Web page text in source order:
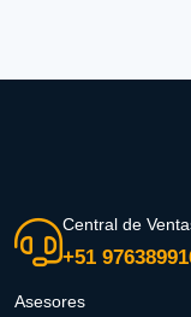
Central de
+51
Asesores